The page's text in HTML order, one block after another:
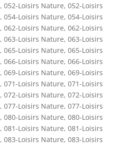
, 052-Loisirs Nature, 052-Loisirs
, 054-Loisirs Nature, 054-Loisirs
, 062-Loisirs Nature, 062-Loisirs
, 063-Loisirs Nature, 063-Loisirs
, 065-Loisirs Nature, 065-Loisirs
, 066-Loisirs Nature, 066-Loisirs
, 069-Loisirs Nature, 069-Loisirs
, 071-Loisirs Nature, 071-Loisirs
, 072-Loisirs Nature, 072-Loisirs
, 077-Loisirs Nature, 077-Loisirs
, 080-Loisirs Nature, 080-Loisirs
, 081-Loisirs Nature, 081-Loisirs
, 083-Loisirs Nature, 083-Loisirs